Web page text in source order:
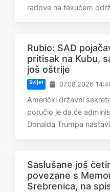
radove na tekućem
Rubio: SAD
pritisak na Kubu,
još oštrije
Svijet 07.08.2026
Američki državni
poručio je da će
Donalda Trumpa
Saslušane još
povezane s
Srebrenica, na